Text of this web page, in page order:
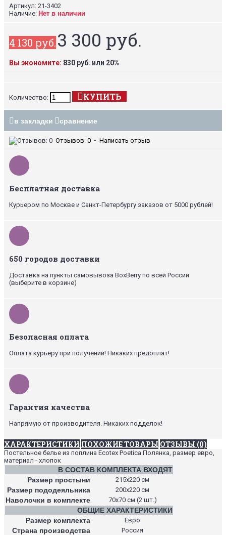
Артикул: 21-3402
Наличие: Нет в наличии
4 130 руб.3 300 руб.
Вы экономите: 830 руб. или 20%
Количество: КУПИТЬ
в закладки сравнение
Отзывов: 0 • Написать отзыв
Бесплатная доставка
Курьером по Москве и Санкт-Петербургу заказов от 5000 рублей!
650 городов доставки
Доставка на пункты самовывоза BoxBerry по всей России
(выберите в корзине)
Безопасная оплата
Оплата курьеру при получении! Никаких предоплат!
Гарантия качества
Напрямую от производителя. Никаких подделок!
ХАРАКТЕРИСТИКИ ПОХОЖИЕ ТОВАРЫ ОТЗЫВЫ (0)
Постельное белье из поплина Ecotex Poetica Полянка, размер евро,
материал - хлопок
В СОСТАВ КОМПЛЕКТА ВХОДЯТ
Размер простыни
215х220 см
Размер пододеяльника 200х220 см
Наволочки в комплекте 70х70 см (2 шт.)
ОБЩИЕ ХАРАКТЕРИСТИКИ
Размер комплекта
Евро
Страна производства Россия